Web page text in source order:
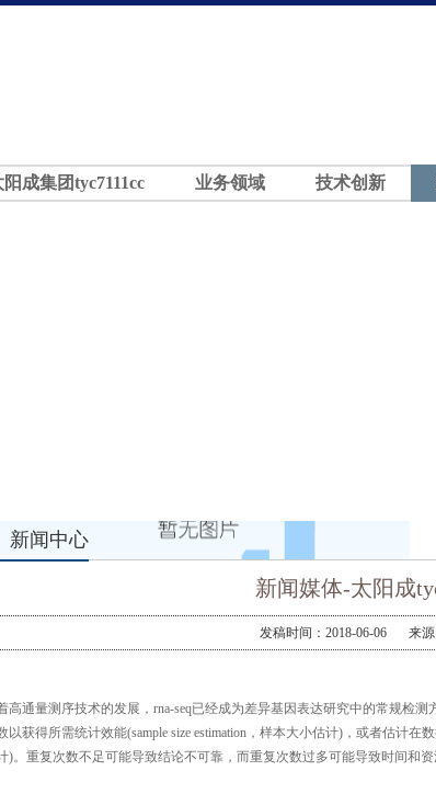
成集团tyc7111cc 业务领域 技术创新
新闻中心
新闻媒体-太阳成
发稿时间：2018-06-06 来
高通量测序技术的发展， rna-seq已经成为差异基因表达研究中的常规检测
以获得所需统计效能(sample size estimation ， 样本大小估计) ，或者估计在
)。重复次数不足可能导致结论不可靠，而重复次数过多可能导致时间和